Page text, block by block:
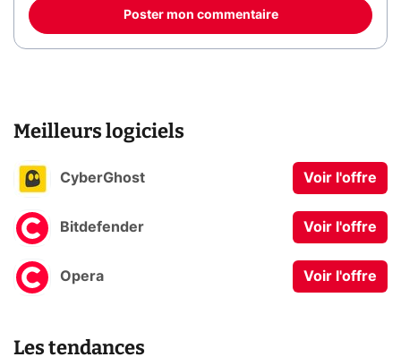
Poster mon commentaire
Meilleurs logiciels
CyberGhost Voir l'offre
Bitdefender Voir l'offre
Opera Voir l'offre
Les tendances